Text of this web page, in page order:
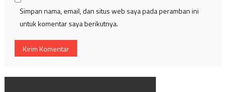
Simpan nama, email, dan situs web saya pada peramban ini
untuk komentar saya berikutnya.